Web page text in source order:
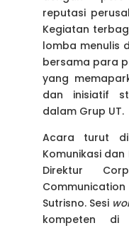
reputasi
Kegiatan
lomba menulis
bersama para
yang
dan inisiatif
dalam Grup UT.
Acara turut
Komunikasi dan
Direktur
Sutrisno. Sesi
kompeten di